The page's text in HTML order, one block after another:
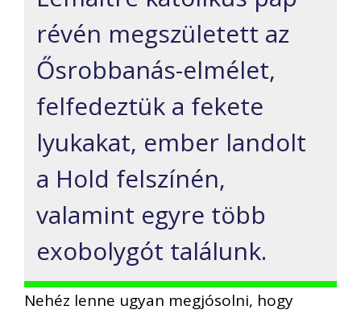
révén megszületett az
Ősrobbanás-elmélet,
felfedeztük a fekete
lyukakat, ember landolt
a Hold felszínén,
valamint egyre több
exobolygót találunk.
Nehéz lenne ugyan megjósolni, hogy